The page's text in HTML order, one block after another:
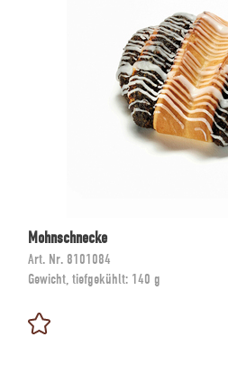
Mohnschnecke
Art. Nr. 8101084
Gewicht, tiefgekühlt: 140 g